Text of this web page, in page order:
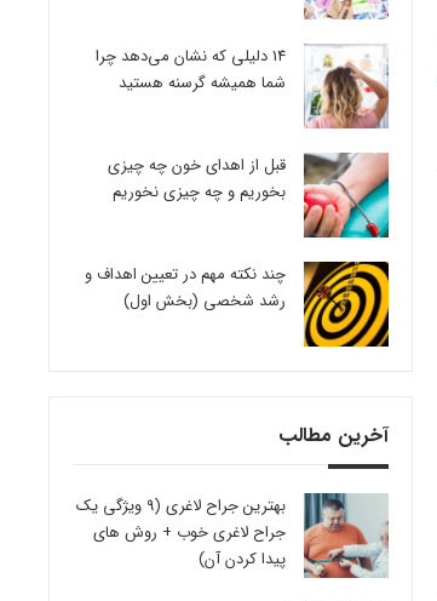
14 دلیلی که نشان می‌دهد چرا
شما همیشه گرسنه هستید
قبل از اهدای خون چه چیزی
بخوریم و چه چیزی نخوریم
چند نکته مهم در تعیین اهداف و
رشد شخصی (بخش اول)
آخرین مطالب
بهترین جراح لاغری (9 ویژگی یک
جراح لاغری خوب + روش های
پیدا کردن آن)